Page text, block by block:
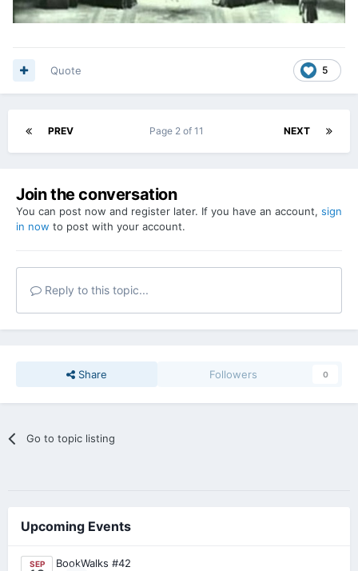
5
Quote
PREV NEXT
Page 2 of 11
Join the conversation
You can post now and register later. If you have an account, sign
in now to post with your account.
Reply to this topic...
Share Followers 0
Go to topic listing
Upcoming Events
SEP BookWalks #42